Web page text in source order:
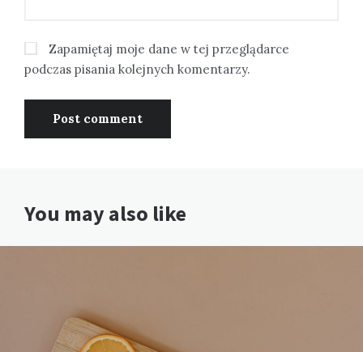
Zapamiętaj moje dane w tej przeglądarce
podczas pisania kolejnych komentarzy.
You may also like